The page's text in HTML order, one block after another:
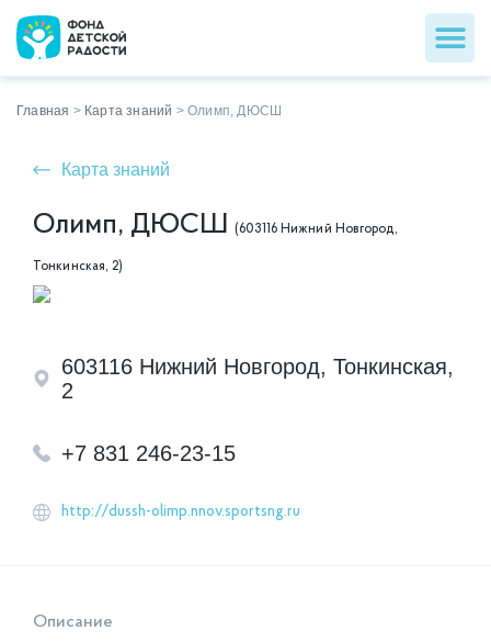
Главная > Карта знаний >Олимп, ДЮСШ
Карта знаний
Олимп, ДЮСШ(603116 Нижний Новгород,
Тонкинская, 2)
603116 Нижний Новгород, Тонкинская,
2
+7 831 246-23-15
http://dussh-olimp.nnov.sportsng.ru
Описание